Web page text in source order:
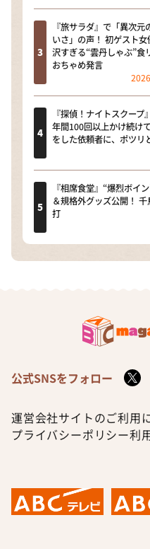
『旅サラダ』で「異次元
いさ」の声！ 初ゲスト女
沢すぎる“雲丹しゃぶ”食
おちゃめ発言
『探偵！ナイトスクー
年間100回以上かけ続け
をした依頼者に、ポツ
『相席食堂』“爆烈ボイ
＆規格外グッズ公開！
打
公式SNSをフォロー
運営会社サイトのご利用
プライバシーポリシー利